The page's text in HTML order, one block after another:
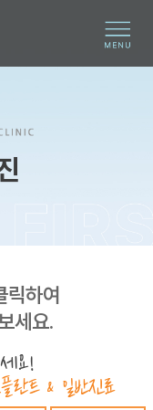
릭하여
세요.
요!
란트 & 일반진료